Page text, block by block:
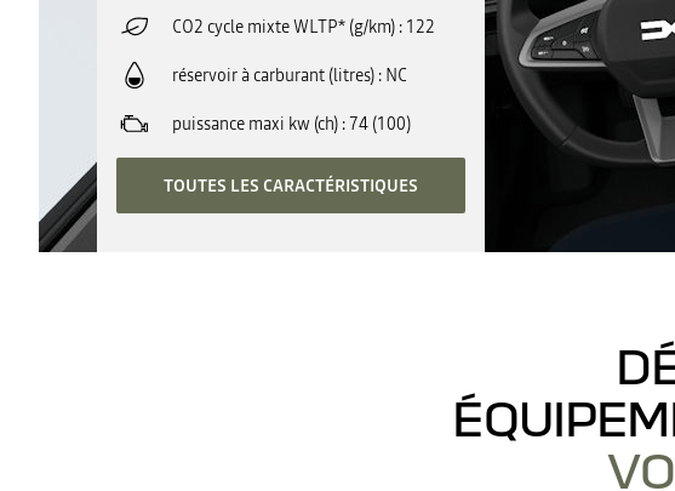
CO2 cycle mixte WLTP* (g/km) 122
réservoir à carburant (litres) NC
puissance maxi kw (ch) 74 (100)
TOUTES LES CARACTÉRISTIQUES